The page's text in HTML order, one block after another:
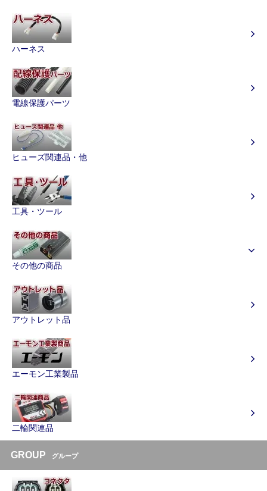
ハーネス
電線保護パーツ
ヒューズ関連品・他
工具・ツール
その他の商品
アウトレット品
エーモン工業製品
二輪関連品
GROUP グループ